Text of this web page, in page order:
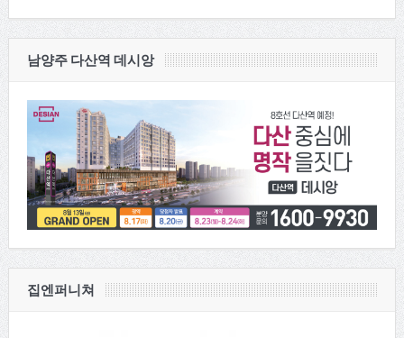
남양주 다산역 데시앙
집엔퍼니쳐